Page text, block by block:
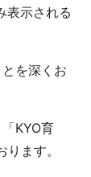
表示される
を深くお
KYO育
ます。